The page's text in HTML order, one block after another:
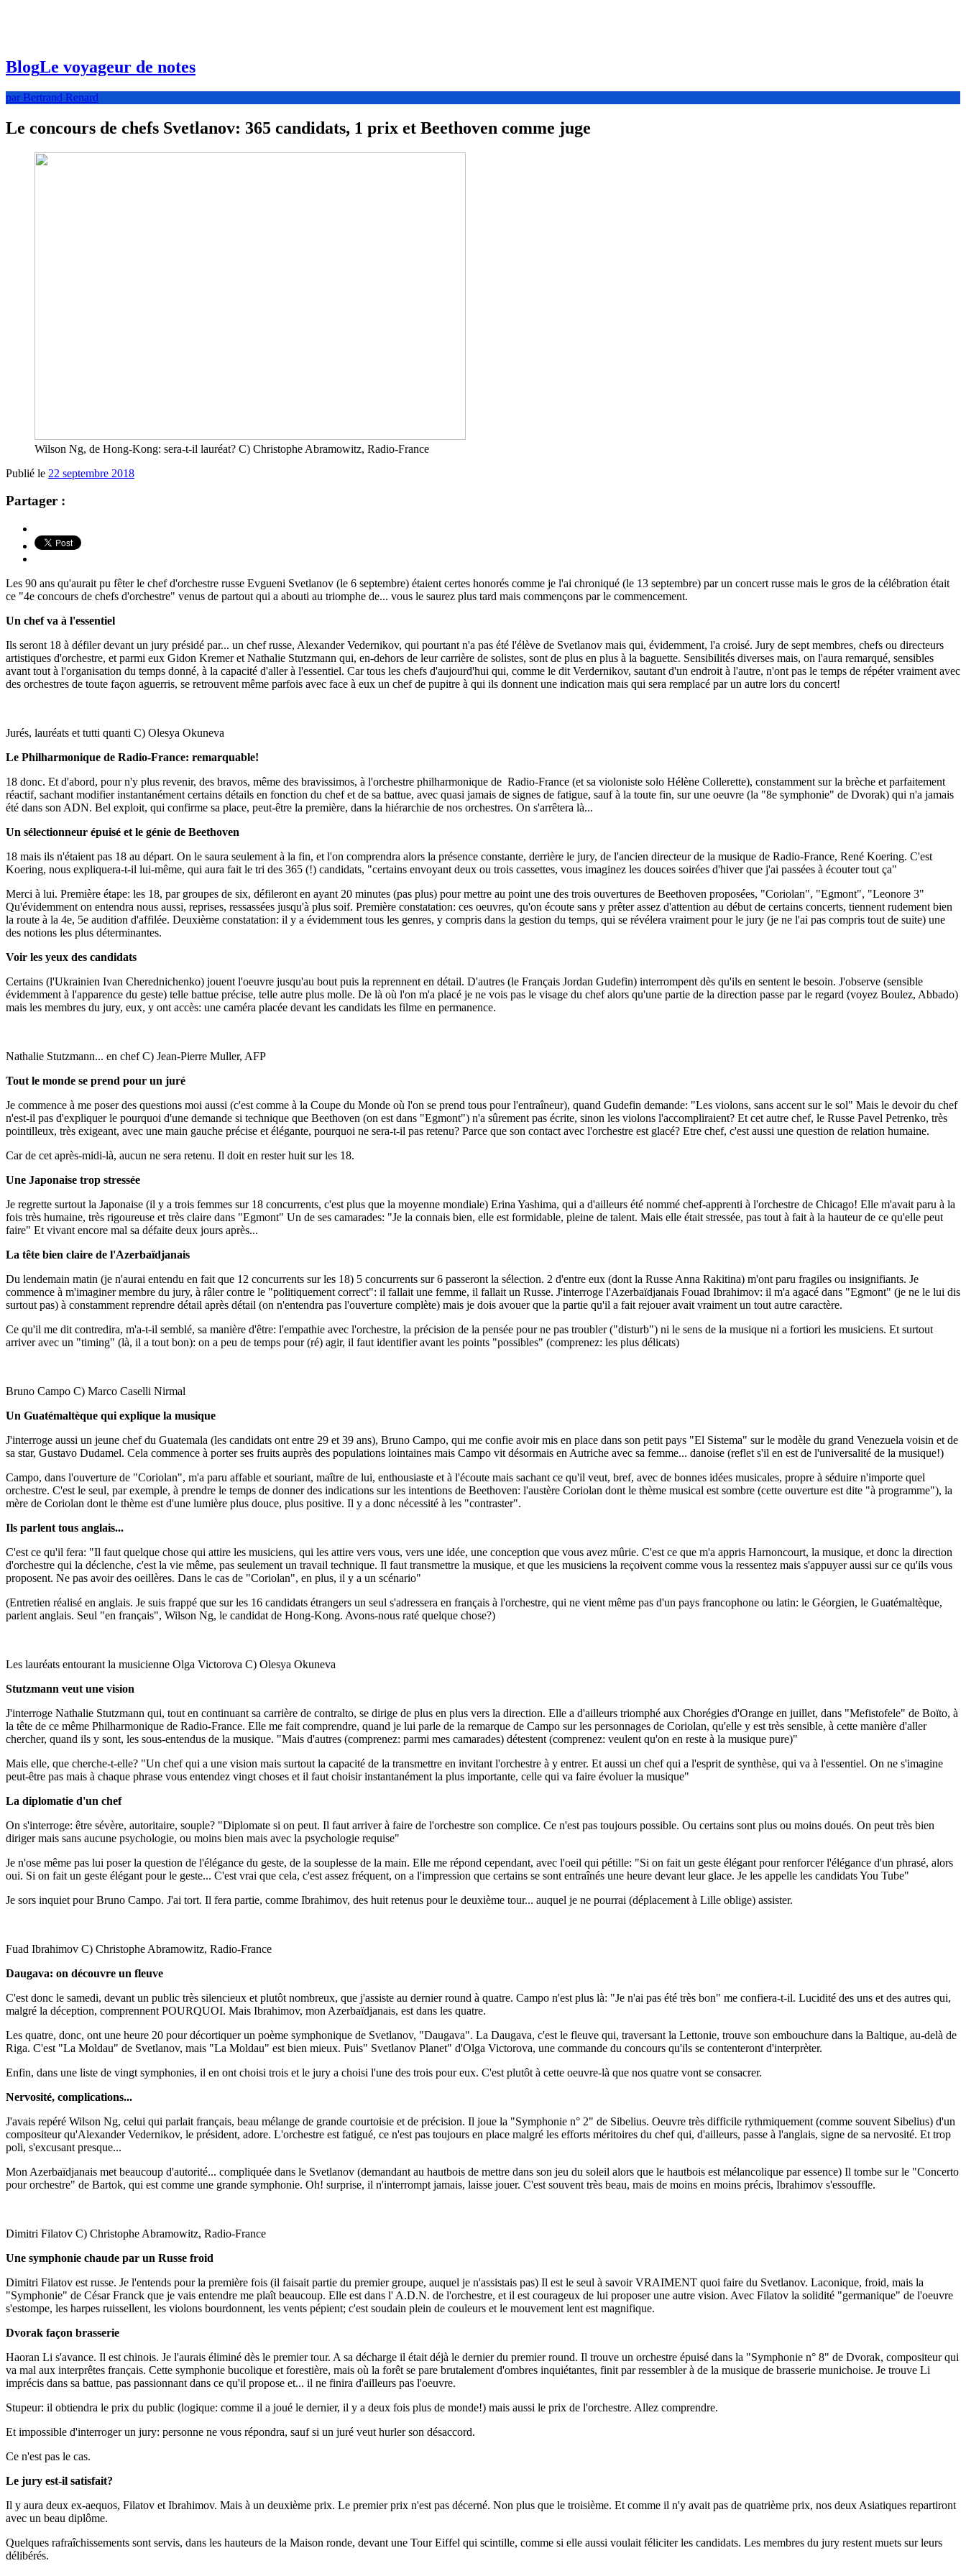
BlogLe voyageur de notes
par Bertrand Renard
Le concours de chefs Svetlanov: 365 candidats, 1 prix et Beethoven comme juge
Wilson Ng, de Hong-Kong: sera-t-il lauréat? C) Christophe Abramowitz, Radio-France
Publié le 22 septembre 2018
Partager :
Les 90 ans qu'aurait pu fêter le chef d'orchestre russe Evgueni Svetlanov (le 6 septembre) étaient certes honorés comme je l'ai chroniqué (le 13 septembre) par un concert russe mais le gros de la célébration était
ce "4e concours de chefs d'orchestre" venus de partout qui a abouti au triomphe de... vous le saurez plus tard mais commençons par le commencement.
Un chef va à l'essentiel
Ils seront 18 à défiler devant un jury présidé par... un chef russe, Alexander Vedernikov, qui pourtant n'a pas été l'élève de Svetlanov mais qui, évidemment, l'a croisé. Jury de sept membres, chefs ou directeurs
artistiques d'orchestre, et parmi eux Gidon Kremer et Nathalie Stutzmann qui, en-dehors de leur carrière de solistes, sont de plus en plus à la baguette. Sensibilités diverses mais, on l'aura remarqué, sensibles
avant tout à l'organisation du temps donné, à la capacité d'aller à l'essentiel. Car tous les chefs d'aujourd'hui qui, comme le dit Verdernikov, sautant d'un endroit à l'autre, n'ont pas le temps de répéter vraiment avec
des orchestres de toute façon aguerris, se retrouvent même parfois avec face à eux un chef de pupitre à qui ils donnent une indication mais qui sera remplacé par un autre lors du concert!
Jurés, lauréats et tutti quanti C) Olesya Okuneva
Le Philharmonique de Radio-France: remarquable!
18 donc. Et d'abord, pour n'y plus revenir, des bravos, même des bravissimos, à l'orchestre philharmonique de Radio-France (et sa violoniste solo Hélène Collerette), constamment sur la brèche et parfaitement
réactif, sachant modifier instantanément certains détails en fonction du chef et de sa battue, avec quasi jamais de signes de fatigue, sauf à la toute fin, sur une oeuvre (la "8e symphonie" de Dvorak) qui n'a jamais
été dans son ADN. Bel exploit, qui confirme sa place, peut-être la première, dans la hiérarchie de nos orchestres. On s'arrêtera là...
Un sélectionneur épuisé et le génie de Beethoven
18 mais ils n'étaient pas 18 au départ. On le saura seulement à la fin, et l'on comprendra alors la présence constante, derrière le jury, de l'ancien directeur de la musique de Radio-France, René Koering. C'est
Koering, nous expliquera-t-il lui-même, qui aura fait le tri des 365 (!) candidats, "certains envoyant deux ou trois cassettes, vous imaginez les douces soirées d'hiver que j'ai passées à écouter tout ça"
Merci à lui. Première étape: les 18, par groupes de six, défileront en ayant 20 minutes (pas plus) pour mettre au point une des trois ouvertures de Beethoven proposées, "Coriolan", "Egmont", "Leonore 3"
Qu'évidemment on entendra nous aussi, reprises, ressassées jusqu'à plus soif. Première constatation: ces oeuvres, qu'on écoute sans y prêter assez d'attention au début de certains concerts, tiennent rudement bien
la route à la 4e, 5e audition d'affilée. Deuxième constatation: il y a évidemment tous les genres, y compris dans la gestion du temps, qui se révélera vraiment pour le jury (je ne l'ai pas compris tout de suite) une
des notions les plus déterminantes.
Voir les yeux des candidats
Certains (l'Ukrainien Ivan Cherednichenko) jouent l'oeuvre jusqu'au bout puis la reprennent en détail. D'autres (le Français Jordan Gudefin) interrompent dès qu'ils en sentent le besoin. J'observe (sensible
évidemment à l'apparence du geste) telle battue précise, telle autre plus molle. De là où l'on m'a placé je ne vois pas le visage du chef alors qu'une partie de la direction passe par le regard (voyez Boulez, Abbado)
mais les membres du jury, eux, y ont accès: une caméra placée devant les candidats les filme en permanence.
Nathalie Stutzmann... en chef C) Jean-Pierre Muller, AFP
Tout le monde se prend pour un juré
Je commence à me poser des questions moi aussi (c'est comme à la Coupe du Monde où l'on se prend tous pour l'entraîneur), quand Gudefin demande: "Les violons, sans accent sur le sol" Mais le devoir du chef
n'est-il pas d'expliquer le pourquoi d'une demande si technique que Beethoven (on est dans "Egmont") n'a sûrement pas écrite, sinon les violons l'accompliraient? Et cet autre chef, le Russe Pavel Petrenko, très
pointilleux, très exigeant, avec une main gauche précise et élégante, pourquoi ne sera-t-il pas retenu? Parce que son contact avec l'orchestre est glacé? Etre chef, c'est aussi une question de relation humaine.
Car de cet après-midi-là, aucun ne sera retenu. Il doit en rester huit sur les 18.
Une Japonaise trop stressée
Je regrette surtout la Japonaise (il y a trois femmes sur 18 concurrents, c'est plus que la moyenne mondiale) Erina Yashima, qui a d'ailleurs été nommé chef-apprenti à l'orchestre de Chicago! Elle m'avait paru à la
fois très humaine, très rigoureuse et très claire dans "Egmont" Un de ses camarades: "Je la connais bien, elle est formidable, pleine de talent. Mais elle était stressée, pas tout à fait à la hauteur de ce qu'elle peut
faire" Et vivant encore mal sa défaite deux jours après...
La tête bien claire de l'Azerbaïdjanais
Du lendemain matin (je n'aurai entendu en fait que 12 concurrents sur les 18) 5 concurrents sur 6 passeront la sélection. 2 d'entre eux (dont la Russe Anna Rakitina) m'ont paru fragiles ou insignifiants. Je
commence à m'imaginer membre du jury, à râler contre le "politiquement correct": il fallait une femme, il fallait un Russe. J'interroge l'Azerbaïdjanais Fouad Ibrahimov: il m'a agacé dans "Egmont" (je ne le lui dis
surtout pas) à constamment reprendre détail après détail (on n'entendra pas l'ouverture complète) mais je dois avouer que la partie qu'il a fait rejouer avait vraiment un tout autre caractère.
Ce qu'il me dit contredira, m'a-t-il semblé, sa manière d'être: l'empathie avec l'orchestre, la précision de la pensée pour ne pas troubler ("disturb") ni le sens de la musique ni a fortiori les musiciens. Et surtout
arriver avec un "timing" (là, il a tout bon): on a peu de temps pour (ré) agir, il faut identifier avant les points "possibles" (comprenez: les plus délicats)
Bruno Campo C) Marco Caselli Nirmal
Un Guatémaltèque qui explique la musique
J'interroge aussi un jeune chef du Guatemala (les candidats ont entre 29 et 39 ans), Bruno Campo, qui me confie avoir mis en place dans son petit pays "El Sistema" sur le modèle du grand Venezuela voisin et de
sa star, Gustavo Dudamel. Cela commence à porter ses fruits auprès des populations lointaines mais Campo vit désormais en Autriche avec sa femme... danoise (reflet s'il en est de l'universalité de la musique!)
Campo, dans l'ouverture de "Coriolan", m'a paru affable et souriant, maître de lui, enthousiaste et à l'écoute mais sachant ce qu'il veut, bref, avec de bonnes idées musicales, propre à séduire n'importe quel
orchestre. C'est le seul, par exemple, à prendre le temps de donner des indications sur les intentions de Beethoven: l'austère Coriolan dont le thème musical est sombre (cette ouverture est dite "à programme"), la
mère de Coriolan dont le thème est d'une lumière plus douce, plus positive. Il y a donc nécessité à les "contraster".
Ils parlent tous anglais...
C'est ce qu'il fera: "Il faut quelque chose qui attire les musiciens, qui les attire vers vous, vers une idée, une conception que vous avez mûrie. C'est ce que m'a appris Harnoncourt, la musique, et donc la direction
d'orchestre qui la déclenche, c'est la vie même, pas seulement un travail technique. Il faut transmettre la musique, et que les musiciens la reçoivent comme vous la ressentez mais s'appuyer aussi sur ce qu'ils vous
proposent. Ne pas avoir des oeillères. Dans le cas de "Coriolan", en plus, il y a un scénario"
(Entretien réalisé en anglais. Je suis frappé que sur les 16 candidats étrangers un seul s'adressera en français à l'orchestre, qui ne vient même pas d'un pays francophone ou latin: le Géorgien, le Guatémaltèque,
parlent anglais. Seul "en français", Wilson Ng, le candidat de Hong-Kong. Avons-nous raté quelque chose?)
Les lauréats entourant la musicienne Olga Victorova C) Olesya Okuneva
Stutzmann veut une vision
J'interroge Nathalie Stutzmann qui, tout en continuant sa carrière de contralto, se dirige de plus en plus vers la direction. Elle a d'ailleurs triomphé aux Chorégies d'Orange en juillet, dans "Mefistofele" de Boïto, à
la tête de ce même Philharmonique de Radio-France. Elle me fait comprendre, quand je lui parle de la remarque de Campo sur les personnages de Coriolan, qu'elle y est très sensible, à cette manière d'aller
chercher, quand ils y sont, les sous-entendus de la musique. "Mais d'autres (comprenez: parmi mes camarades) détestent (comprenez: veulent qu'on en reste à la musique pure)"
Mais elle, que cherche-t-elle? "Un chef qui a une vision mais surtout la capacité de la transmettre en invitant l'orchestre à y entrer. Et aussi un chef qui a l'esprit de synthèse, qui va à l'essentiel. On ne s'imagine
peut-être pas mais à chaque phrase vous entendez vingt choses et il faut choisir instantanément la plus importante, celle qui va faire évoluer la musique"
La diplomatie d'un chef
On s'interroge: être sévère, autoritaire, souple? "Diplomate si on peut. Il faut arriver à faire de l'orchestre son complice. Ce n'est pas toujours possible. Ou certains sont plus ou moins doués. On peut très bien
diriger mais sans aucune psychologie, ou moins bien mais avec la psychologie requise"
Je n'ose même pas lui poser la question de l'élégance du geste, de la souplesse de la main. Elle me répond cependant, avec l'oeil qui pétille: "Si on fait un geste élégant pour renforcer l'élégance d'un phrasé, alors
oui. Si on fait un geste élégant pour le geste... C'est vrai que cela, c'est assez fréquent, on a l'impression que certains se sont entraînés une heure devant leur glace. Je les appelle les candidats You Tube"
Je sors inquiet pour Bruno Campo. J'ai tort. Il fera partie, comme Ibrahimov, des huit retenus pour le deuxième tour... auquel je ne pourrai (déplacement à Lille oblige) assister.
Fuad Ibrahimov C) Christophe Abramowitz, Radio-France
Daugava: on découvre un fleuve
C'est donc le samedi, devant un public très silencieux et plutôt nombreux, que j'assiste au dernier round à quatre. Campo n'est plus là: "Je n'ai pas été très bon" me confiera-t-il. Lucidité des uns et des autres qui,
malgré la déception, comprennent POURQUOI. Mais Ibrahimov, mon Azerbaïdjanais, est dans les quatre.
Les quatre, donc, ont une heure 20 pour décortiquer un poème symphonique de Svetlanov, "Daugava". La Daugava, c'est le fleuve qui, traversant la Lettonie, trouve son embouchure dans la Baltique, au-delà de
Riga. C'est "La Moldau" de Svetlanov, mais "La Moldau" est bien mieux. Puis" Svetlanov Planet" d'Olga Victorova, une commande du concours qu'ils se contenteront d'interprèter.
Enfin, dans une liste de vingt symphonies, il en ont choisi trois et le jury a choisi l'une des trois pour eux. C'est plutôt à cette oeuvre-là que nos quatre vont se consacrer.
Nervosité, complications...
J'avais repéré Wilson Ng, celui qui parlait français, beau mélange de grande courtoisie et de précision. Il joue la "Symphonie n° 2" de Sibelius. Oeuvre très difficile rythmiquement (comme souvent Sibelius) d'un
compositeur qu'Alexander Vedernikov, le président, adore. L'orchestre est fatigué, ce n'est pas toujours en place malgré les efforts méritoires du chef qui, d'ailleurs, passe à l'anglais, signe de sa nervosité. Et trop
poli, s'excusant presque...
Mon Azerbaïdjanais met beaucoup d'autorité... compliquée dans le Svetlanov (demandant au hautbois de mettre dans son jeu du soleil alors que le hautbois est mélancolique par essence) Il tombe sur le "Concerto
pour orchestre" de Bartok, qui est comme une grande symphonie. Oh! surprise, il n'interrompt jamais, laisse jouer. C'est souvent très beau, mais de moins en moins précis, Ibrahimov s'essouffle.
Dimitri Filatov C) Christophe Abramowitz, Radio-France
Une symphonie chaude par un Russe froid
Dimitri Filatov est russe. Je l'entends pour la première fois (il faisait partie du premier groupe, auquel je n'assistais pas) Il est le seul à savoir VRAIMENT quoi faire du Svetlanov. Laconique, froid, mais la
"Symphonie" de César Franck que je vais entendre me plaît beaucoup. Elle est dans l' A.D.N. de l'orchestre, et il est courageux de lui proposer une autre vision. Avec Filatov la solidité "germanique" de l'oeuvre
s'estompe, les harpes ruissellent, les violons bourdonnent, les vents pépient; c'est soudain plein de couleurs et le mouvement lent est magnifique.
Dvorak façon brasserie
Haoran Li s'avance. Il est chinois. Je l'aurais éliminé dès le premier tour. A sa décharge il était déjà le dernier du premier round. Il trouve un orchestre épuisé dans la "Symphonie n° 8" de Dvorak, compositeur qui
va mal aux interprêtes français. Cette symphonie bucolique et forestière, mais où la forêt se pare brutalement d'ombres inquiétantes, finit par ressembler à de la musique de brasserie munichoise. Je trouve Li
imprécis dans sa battue, pas passionnant dans ce qu'il propose et... il ne finira d'ailleurs pas l'oeuvre.
Stupeur: il obtiendra le prix du public (logique: comme il a joué le dernier, il y a deux fois plus de monde!) mais aussi le prix de l'orchestre. Allez comprendre.
Et impossible d'interroger un jury: personne ne vous répondra, sauf si un juré veut hurler son désaccord.
Ce n'est pas le cas.
Le jury est-il satisfait?
Il y aura deux ex-aequos, Filatov et Ibrahimov. Mais à un deuxième prix. Le premier prix n'est pas décerné. Non plus que le troisième. Et comme il n'y avait pas de quatrième prix, nos deux Asiatiques repartiront
avec un beau diplôme.
Quelques rafraîchissements sont servis, dans les hauteurs de la Maison ronde, devant une Tour Eiffel qui scintille, comme si elle aussi voulait féliciter les candidats. Les membres du jury restent muets sur leurs
délibérés.